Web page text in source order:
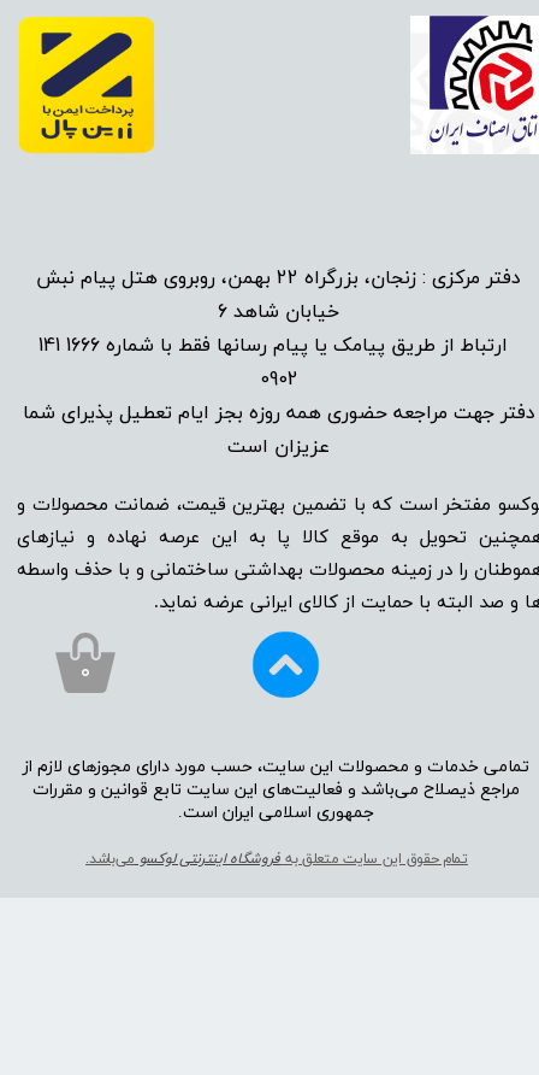
دفتر مرکزی : زنجان، بزرگراه 22 بهمن، روبروی هتل پیام نبش
خیابان شاهد 6
ارتباط از طریق پیامک یا پیام رسانها فقط با شماره
1666 141
0902
دفتر جهت مراجعه حضوری همه روزه بجز ایام تعطیل پذیرای شما
عزیزان است​​​​​​​
مفتخر است که با تضمین بهترین قیمت، ضمانت محصولات و
تحویل به موقع کالا پا به این عرصه نهاده و نیاز‌‌‌‌‌‌‌‌های
را در زمینه‌‌‌ محصولات بهداشتی ساختمانی و با حذف واسطه
و صد البته با حمایت از کالای ایرانی عرضه نماید.
تمامی خدمات و محصولات این سایت، حسب مورد دارای مجوز‌‌‌‌های لازم از
مراجع ذیصلاح می‌باشد و فعالیت‌‌‌‌های این سایت تابع قوانین و مقررات
جمهوری اسلامی ایران است.​​​​​​​
تمام حقوق این سایت متعلق بهفروشگاه اینترنتی لوکسومی‌باشد.
۰